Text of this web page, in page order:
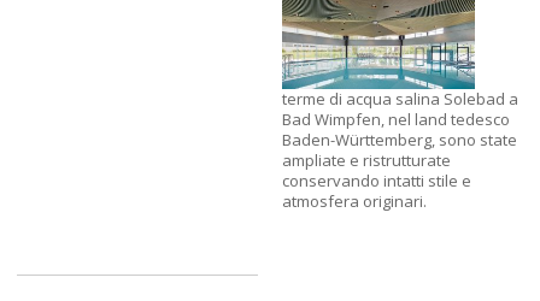
terme di acqua salina Solebad a
Bad Wimpfen, nel land tedesco
Baden-Württemberg, sono state
ampliate e ristrutturate
conservando intatti stile e
atmosfera originari.